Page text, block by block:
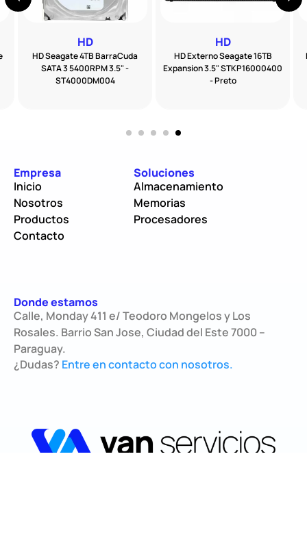
HD
HD Externo Seagate 16TB
Expansion 3.5" STKP16000400
- Preto
HD
HD Seagate 4TB BarraCuda
SATA 3 5400RPM 3.5" -
ST4000DM004
Empresa
Inicio
Nosotros
Productos
Contacto
Soluciones
Almacenamiento
Memorias
Procesadores
Donde estamos
Calle, Monday 411 e/ Teodoro Mongelos y Los
Rosales. Barrio San Jose, Ciudad del Este 7000 –
Paraguay.
¿Dudas? Entre en contacto con nosotros.